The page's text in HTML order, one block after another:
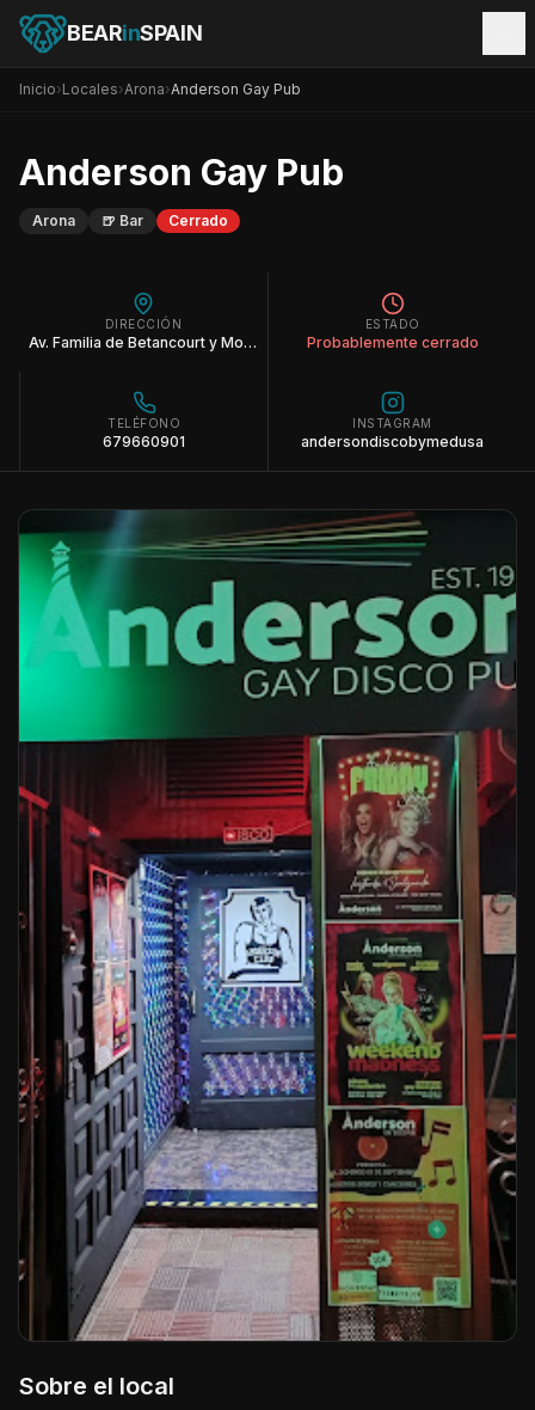
BEARinSPAIN
Inicio›Locales›Arona›Anderson Gay Pub
Anderson Gay Pub
Arona 🍺 Bar Cerrado
DIRECCIÓN
Av. Familia de Betancourt y Molina, 24, Floor -1, Local LE2, 38400 Puerto de la Cruz, Santa Cruz de Tenerife
ESTADO
Probablemente cerrado
TELÉFONO
679660901
INSTAGRAM
andersondiscobymedusa
Sobre el local